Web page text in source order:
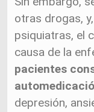
otras drogas,
psiquiatras, el
causa de la
pacientes
depresión,